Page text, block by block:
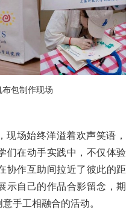
布包制作现场
现场始终洋溢着欢声笑语，
们在动手实践中，不仅体验
协作互助间拉近了彼此的距
示自己的作品合影留念，期
手工相融合的活动。